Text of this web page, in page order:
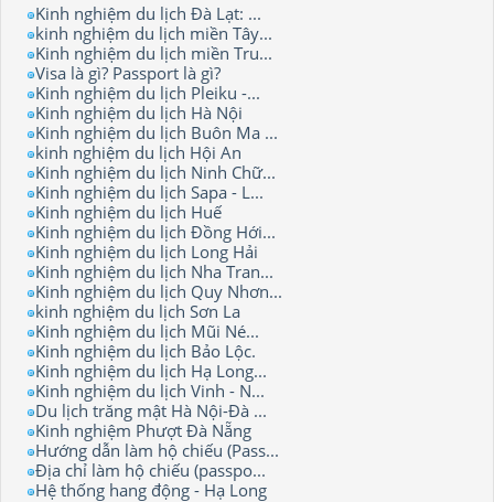
Kinh nghiệm du lịch Đà Lạt: ...
kinh nghiệm du lịch miền Tây...
Kinh nghiệm du lịch miền Tru...
Visa là gì? Passport là gì?
Kinh nghiệm du lịch Pleiku -...
Kinh nghiệm du lịch Hà Nội
Kinh nghiệm du lịch Buôn Ma ...
kinh nghiệm du lịch Hội An
Kinh nghiệm du lịch Ninh Chữ...
Kinh nghiệm du lịch Sapa - L...
Kinh nghiệm du lịch Huế
Kinh nghiệm du lịch Đồng Hới...
Kinh nghiệm du lịch Long Hải
Kinh nghiệm du lịch Nha Tran...
Kinh nghiệm du lịch Quy Nhơn...
kinh nghiệm du lịch Sơn La
Kinh nghiệm du lịch Mũi Né...
Kinh nghiệm du lịch Bảo Lộc.
Kinh nghiệm du lịch Hạ Long...
Kinh nghiệm du lịch Vinh - N...
Du lịch trăng mật Hà Nội-Đà ...
Kinh nghiệm Phượt Đà Nẵng
Hướng dẫn làm hộ chiếu (Pass...
Địa chỉ làm hộ chiếu (passpo...
Hệ thống hang động - Hạ Long